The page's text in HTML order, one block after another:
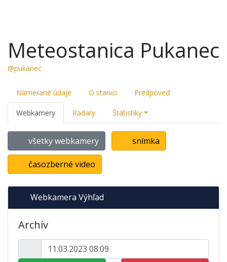
Meteostanica Pukanec
@pukanec
Namerané údaje O stanici Predpoveď
Webkamery Radary Štatistiky
všetky webkamery snímka
časozberné video
Webkamera Výhľad
Archív